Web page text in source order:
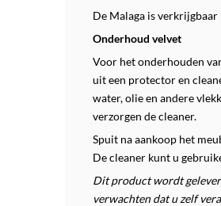
De Malaga is
Onderhoud velvet
Voor het onderhouden
uit een protector en
water, olie en andere
verzorgen de cleaner.
Spuit na aankoop het
De cleaner kunt u
Dit product wordt
verwachten dat u zelf